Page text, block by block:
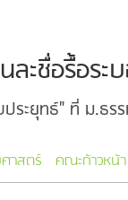
ละชื่อรื้อร
ประยุทธ์" ที่ ม.ธ
าสตร์ คณะก้าวหน้า